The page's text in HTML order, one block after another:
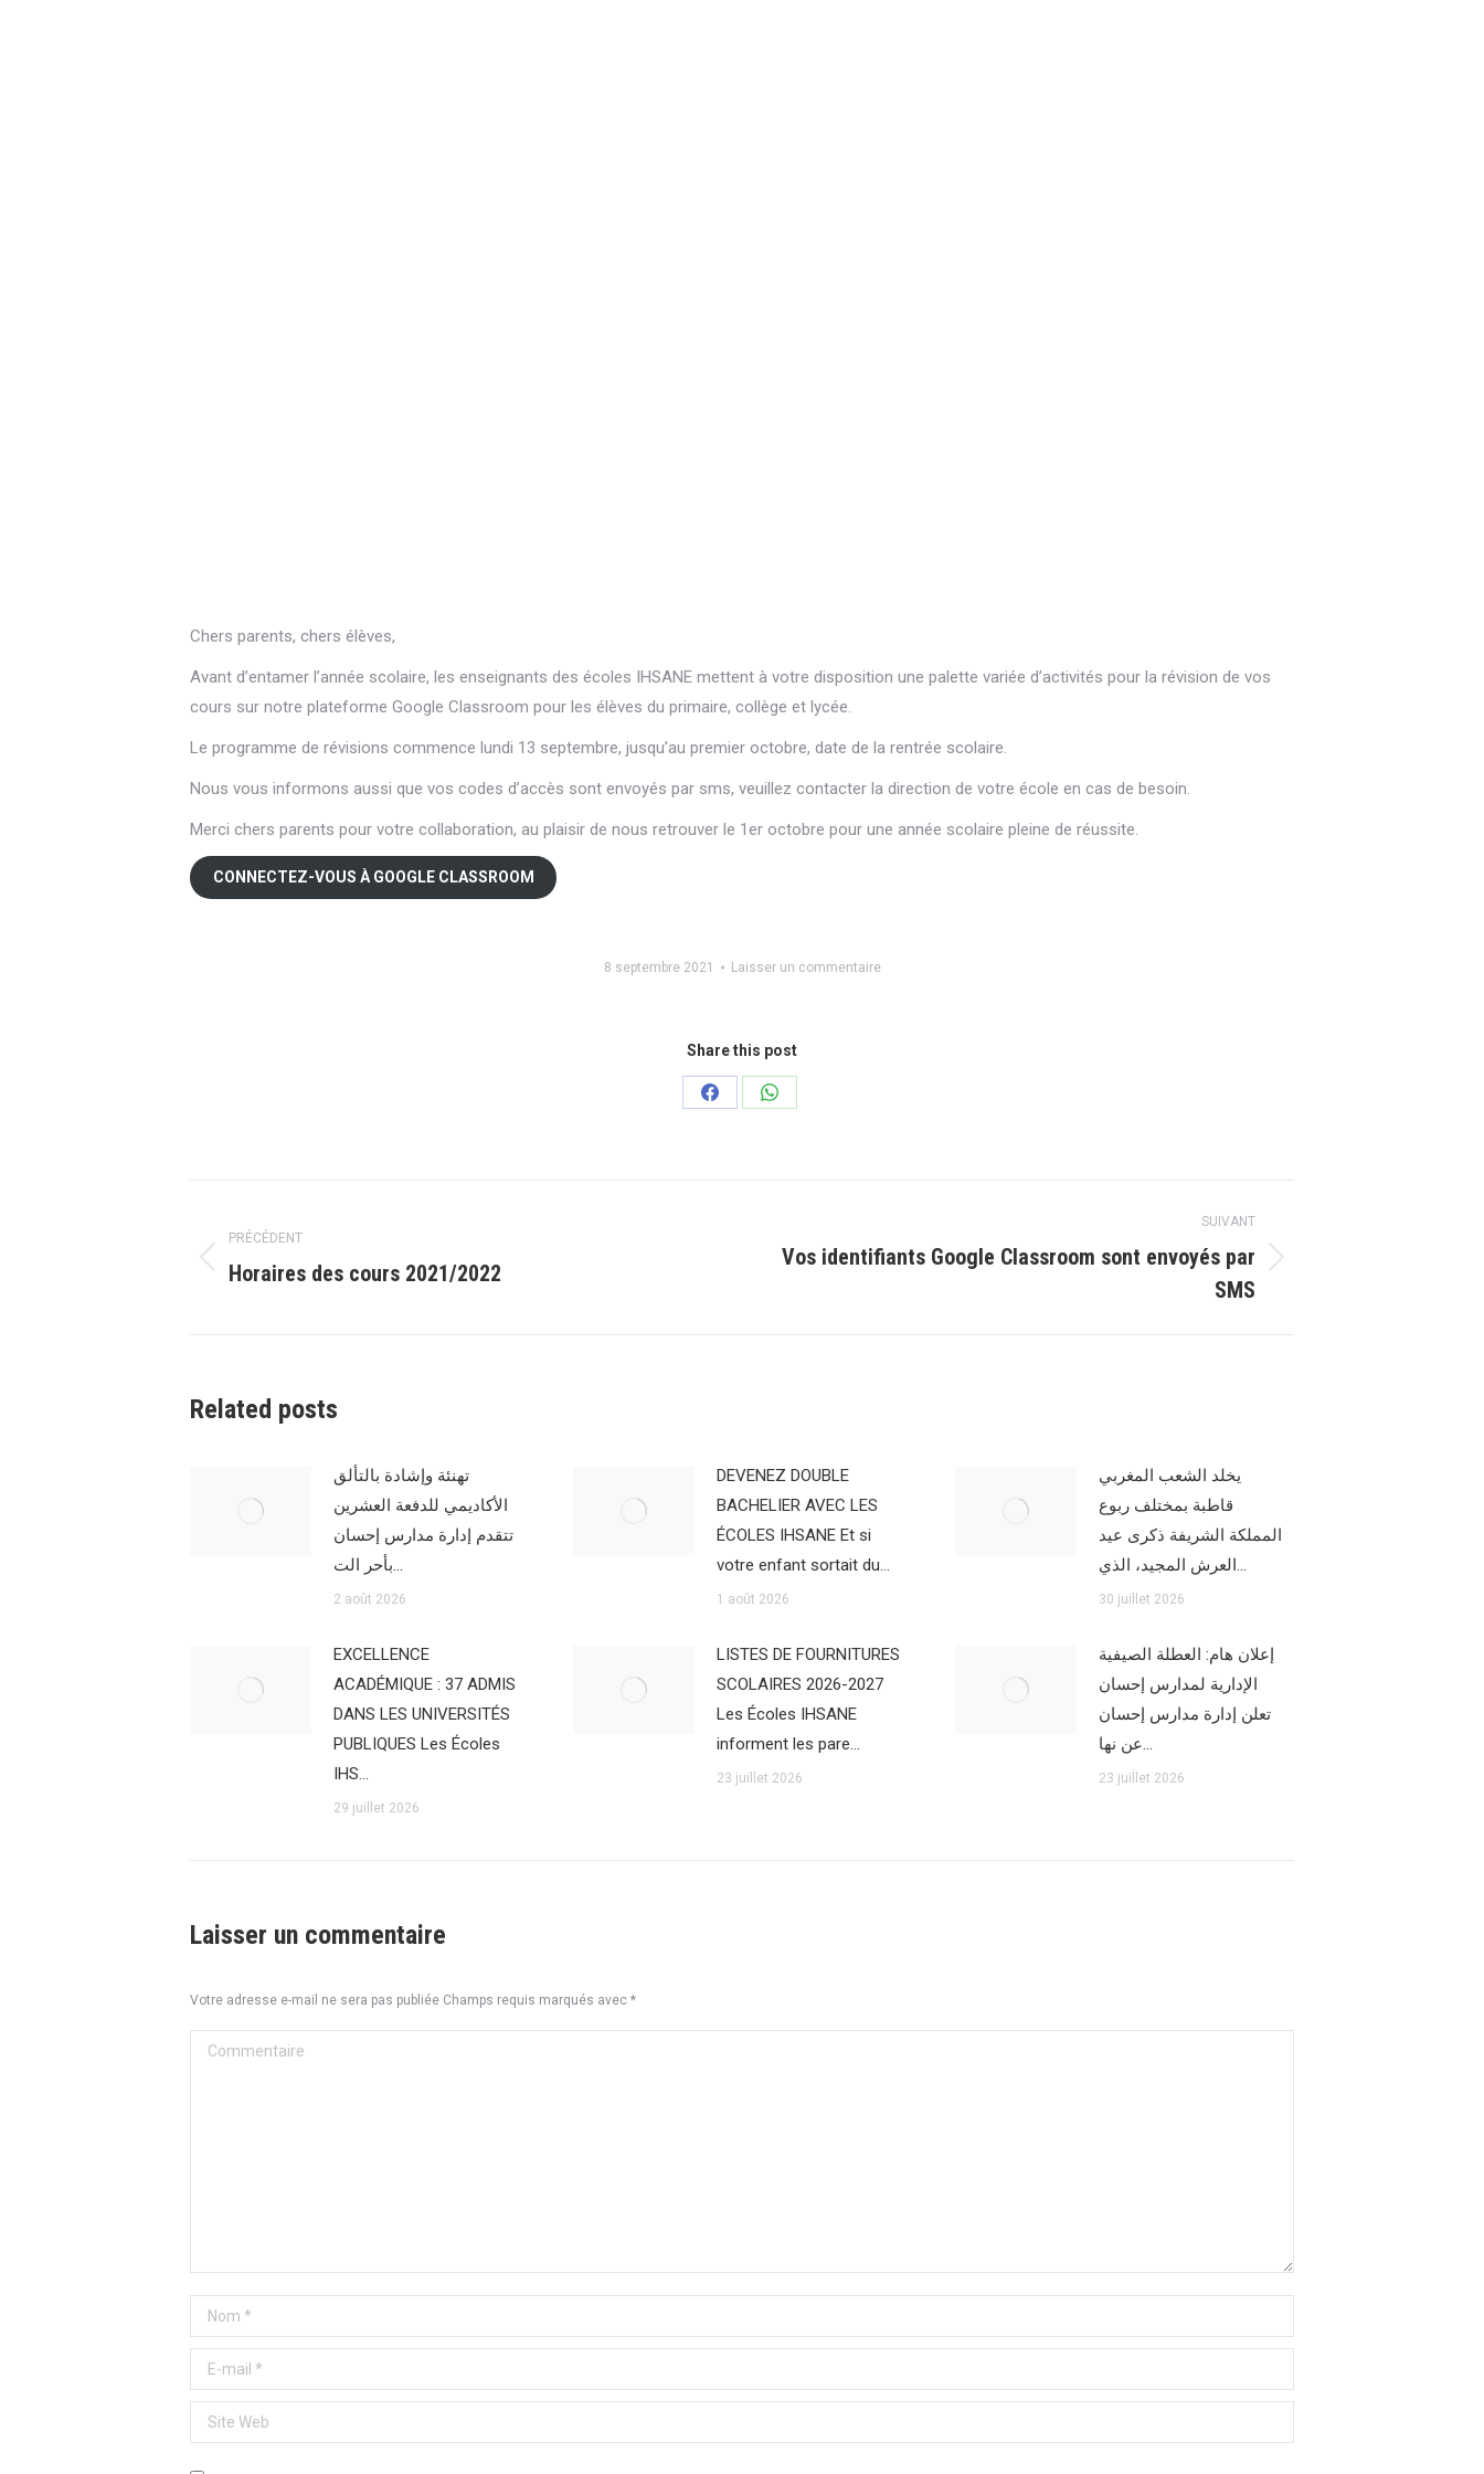
Chers parents, chers élèves,
Avant d’entamer l’année scolaire, les enseignants des écoles IHSANE mettent à votre disposition une palette variée d’activités pour la révision de vos
cours sur notre plateforme Google Classroom pour les élèves du primaire, collège et lycée.
Le programme de révisions commence lundi 13 septembre, jusqu’au premier octobre, date de la rentrée scolaire.
Nous vous informons aussi que vos codes d’accès sont envoyés par sms, veuillez contacter la direction de votre école en cas de besoin.
Merci chers parents pour votre collaboration, au plaisir de nous retrouver le 1er octobre pour une année scolaire pleine de réussite.
CONNECTEZ-VOUS À GOOGLE CLASSROOM
8 septembre 2021 Laisser un commentaire
Share this post
PartagerPartager
article
PRÉCÉDENT
Article
Horaires des cours 2021/2022
SUIVANT
Article
Vos identifiants Google Classroom sont envoyés par
SMS
Related posts
تهنئة وإشادة بالتألق
الأكاديمي للدفعة العشرين
تتقدم إدارة مدارس إحسان
بأحر الت…
2 août 2026
DEVENEZ DOUBLE
BACHELIER AVEC LES
ÉCOLES IHSANE Et si
votre enfant sortait du…
1 août 2026
يخلد الشعب المغربي
قاطبة بمختلف ربوع
المملكة الشريفة ذكرى عيد
العرش المجيد، الذي…
30 juillet 2026
EXCELLENCE
ACADÉMIQUE : 37 ADMIS
DANS LES UNIVERSITÉS
PUBLIQUES Les Écoles
IHS…
29 juillet 2026
LISTES DE FOURNITURES
SCOLAIRES 2026-2027
Les Écoles IHSANE
informent les pare…
23 juillet 2026
إعلان هام: العطلة الصيفية
الإدارية لمدارس إحسان
تعلن إدارة مدارس إحسان
عن نها…
23 juillet 2026
Laisser un commentaire
Votre adresse e-mail ne sera pas publiée Champs requis marqués avec *
Commentaire
Nom *
E-mail *
Site Web